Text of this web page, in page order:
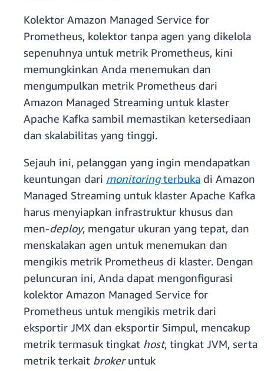
Kolektor Amazon Managed Service for
Prometheus, kolektor tanpa agen yang dikelola
sepenuhnya untuk metrik Prometheus, kini
memungkinkan Anda menemukan dan
mengumpulkan metrik Prometheus dari
Amazon Managed Streaming untuk klaster
Apache Kafka sambil memastikan ketersediaan
dan skalabilitas yang tinggi.
Sejauh ini, pelanggan yang ingin mendapatkan
keuntungan dari monitoringterbuka di Amazon
Managed Streaming untuk klaster Apache Kafka
harus menyiapkan infrastruktur khusus dan
men-deploy, mengatur ukuran yang tepat, dan
menskalakan agen untuk menemukan dan
mengikis metrik Prometheus di klaster. Dengan
peluncuran ini, Anda dapat mengonfigurasi
kolektor Amazon Managed Service for
Prometheus untuk mengikis metrik dari
eksportir JMX dan eksportir Simpul, mencakup
metrik termasuk tingkat host, tingkat JVM, serta
metrik terkait brokeruntuk